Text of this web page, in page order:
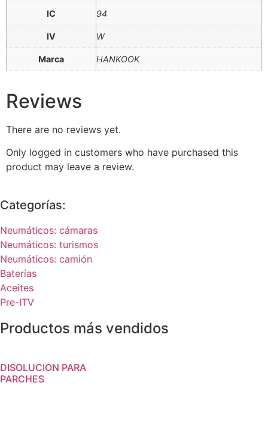
IC 94
IV W
Marca HANKOOK
Reviews
There are no reviews yet.
Only logged in customers who have purchased this
product may leave a review.
Categorías:
Neumáticos: cámaras
Neumáticos: turismos
Neumáticos: camión
Baterías
Aceites
Pre-ITV
Productos más vendidos
DISOLUCION PARA
PARCHES